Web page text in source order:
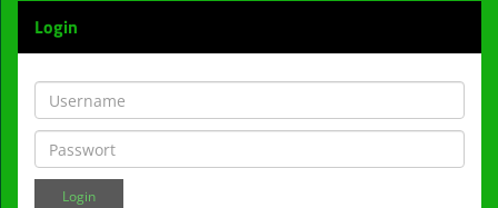
Login